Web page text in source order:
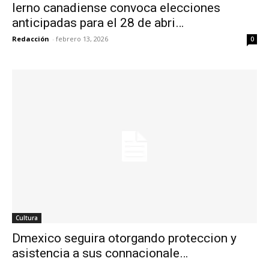
Ierno canadiense convoca elecciones
anticipadas para el 28 de abri…
Redacción - febrero 13, 2026 0
Cultura
Dmexico seguira otorgando proteccion y
asistencia a sus connacionale…